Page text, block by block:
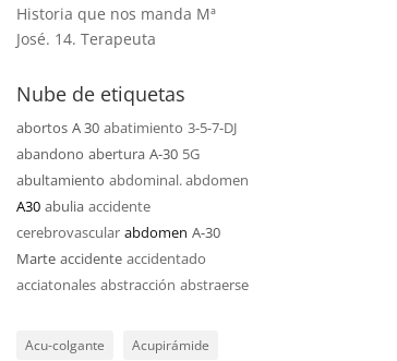
Historia que nos manda Mª
José. 14. Terapeuta
Nube de etiquetas
abortos A 30 abatimiento 3-5-7-DJ
abandono abertura A-30 5G
abultamiento abdominal. abdomen
A30 abulia accidente
cerebrovascular abdomen A-30
Marte accidente accidentado
acciatonales abstracción abstraerse
Acu-colgante
Acupirámide